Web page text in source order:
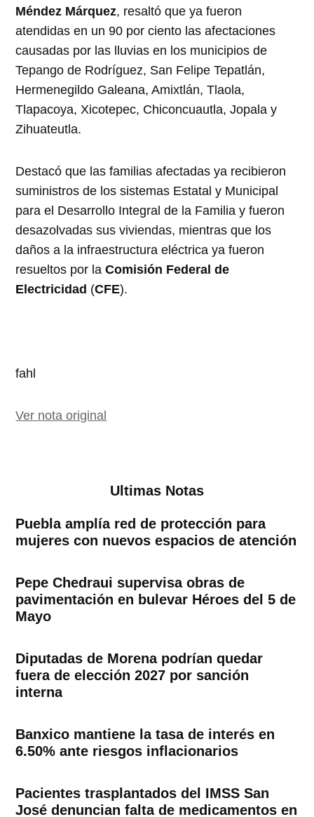
Méndez Márquez, resaltó que ya fueron
atendidas en un 90 por ciento las afectaciones
causadas por las lluvias en los municipios de
Tepango de Rodríguez, San Felipe Tepatlán,
Hermenegildo Galeana, Amixtlán, Tlaola,
Tlapacoya, Xicotepec, Chiconcuautla, Jopala y
Zihuateutla.
Destacó que las familias afectadas ya recibieron
suministros de los sistemas Estatal y Municipal
para el Desarrollo Integral de la Familia y fueron
desazolvadas sus viviendas, mientras que los
daños a la infraestructura eléctrica ya fueron
resueltos por laComisión Federal de
Electricidad (CFE).
fahl
Ver nota original
Ultimas Notas
Puebla amplía red de protección para
mujeres con nuevos espacios de atención
Pepe Chedraui supervisa obras de
pavimentación en bulevar Héroes del 5 de
Mayo
Diputadas de Morena podrían quedar
fuera de elección 2027 por sanción
interna
Banxico mantiene la tasa de interés en
6.50% ante riesgos inflacionarios
Pacientes trasplantados del IMSS San
José denuncian falta de medicamentos en